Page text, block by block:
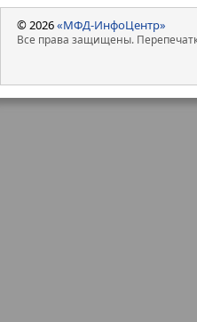
© 2026«МФД-ИнфоЦентр»
Все права защищены.